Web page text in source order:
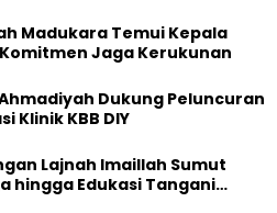
Madukara Temui Kepala
Jaga Kerukunan
Dukung Peluncuran
Klinik KBB DIY
Lajnah Imaillah Sumut
hingga Edukasi Tangani